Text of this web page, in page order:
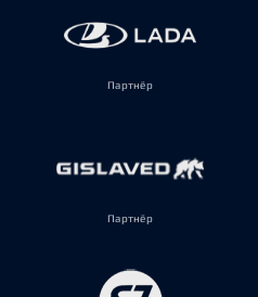
Партнёр
Партнёр